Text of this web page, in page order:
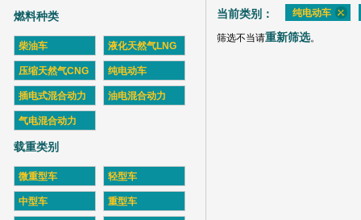
燃料种类
柴油车 液化天然气LNG
压缩天然气CNG 纯电动车
插电式混合动力 油电混合动力
气电混合动力
载重类别
微重型车 轻型车
中型车 重型车
当前类别： 纯电动车
筛选不当请重新筛选。